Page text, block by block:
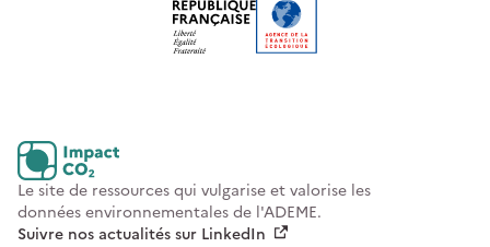
Le site de ressources qui vulgarise et valorise les
données environnementales de l'ADEME.
Suivre nos actualités sur LinkedIn